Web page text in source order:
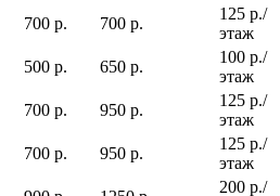
700 р. 700 р.
125 р./
этаж
500 р. 650 р.
100 р./
этаж
700 р. 950 р.
125 р./
этаж
700 р. 950 р.
125 р./
этаж
200 р./